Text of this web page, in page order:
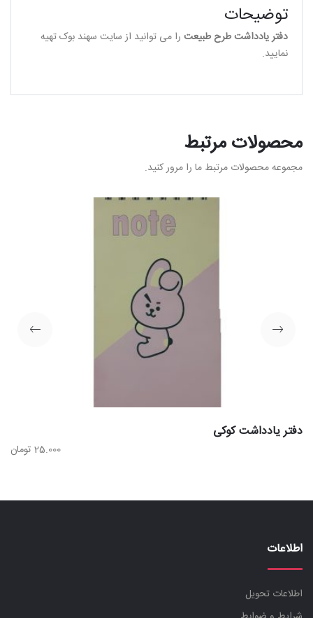
توضیحات
دفتر یادداشت طرح طبیعت را می توانید از سایت سهند بوک تهیه
نمایید.
محصولات مرتبط
مجموعه محصولات مرتبط ما را مرور کنید.
دفتر یادداشت کوکی
25.000 تومان
اطلاعات
اطلاعات تحویل